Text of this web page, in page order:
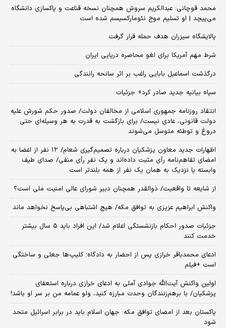
محمد قوچانی: عبدالکریم سروش همچنان نسخه قناعت و پاکسازی دانشگاه
می‌پیچد | او تسلیم موج نئومارکسیسم شده است
پالایشگاه سیزران هدف حمله قرار گرفت
شرط مهم آمریکا برای لغو محاصره دریایی ایران
درگذشت اسماعیل بابایی راغب بر اثر سانحه رانندگی
سپاه بیانیه جدید صادر کرد+ جزئیات
انتقاد روزنامه جمهوری اسلامی از مخالفان دولت/ صدور حکم شورش علیه
دولت قانونی، عادی نیست/ برای بازگشت به قدرت به هر وسیله‌ای حتی
دروغ و توطئه متوسل می‌شوند
اظهارات جدید معاون پزشکیان درباره تصمیم‌گیری شعام/ ۱۲ نفر از اعضا به
امضای تفاهم‌نامه رأی مثبت داده‌اند و یک نفر رأی منفی/ صدای طیف
وابسته یا نزدیک به همان یک نفر از همه بلندتر است
از شایعه تا واقعیت/ ذوالقدر همچنان دبیر شورای ‌عالی امنیت ملی است؟
واکنش ابراهیم عزیزی به توافق مکه/ هیچ اشتباهی بی‌پاسخ نخواهد ماند
جزئیات صدور احکام بازنشستگی اعلام شد/ این افراد باید ۵ سال بیشتر
خدمت کنند
ادعای محمدباقر خرازی پس از احضار به دادگاه؛ کلیپ‌ها جعلی و ساختگی
است +فیلم
اولین واکنش آیت‌الله جوادی آملی به ادعای خرازی درباره استعفای
پزشکیان/ با برهم‌زنندگان وحدت مبارزه کنید، ولو عمامه من بر سر او باشد!
پاکستان بعد از امضای توافق مکه: جهان اسلام باید در برابر اسرائیل متحد
شود